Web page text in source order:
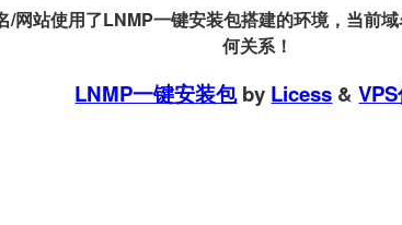
/网站使用了LNMP一键安装包搭建的环境，当前
何关系！
LNMP一键安装包by Licess &